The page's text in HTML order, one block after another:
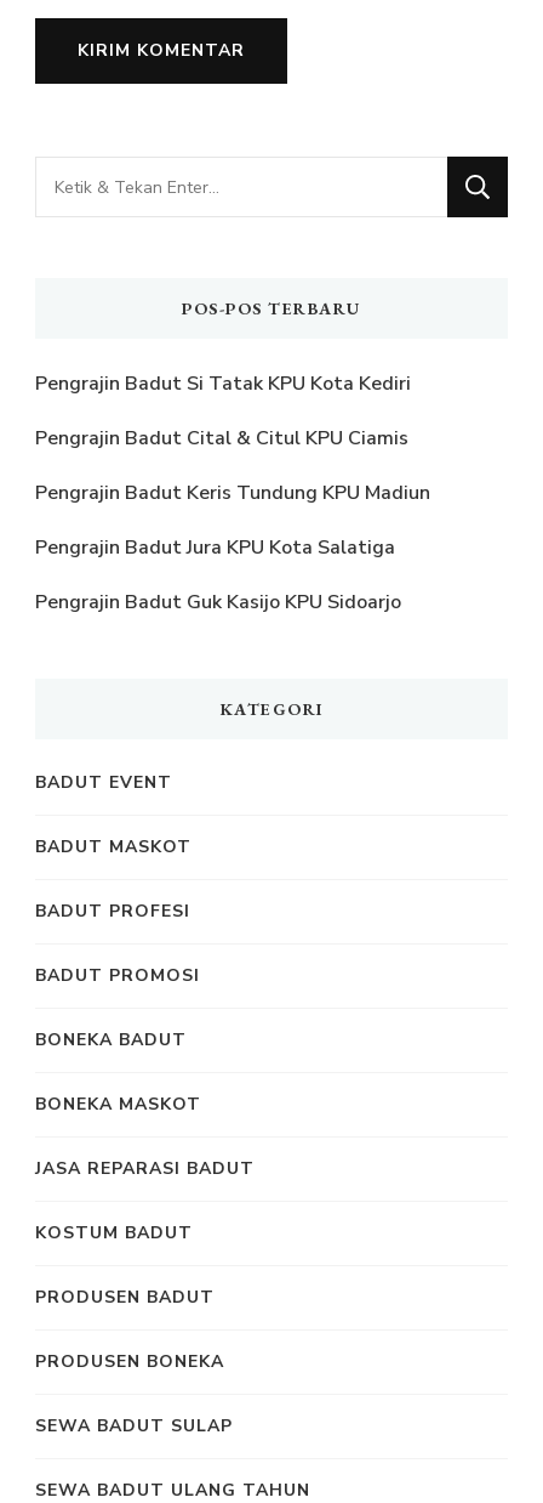
Mencari
Sesuatu?
POS-POS TERBARU
Pengrajin Badut Si Tatak KPU Kota Kediri
Pengrajin Badut Cital & Citul KPU Ciamis
Pengrajin Badut Keris Tundung KPU Madiun
Pengrajin Badut Jura KPU Kota Salatiga
Pengrajin Badut Guk Kasijo KPU Sidoarjo
KATEGORI
BADUT EVENT
BADUT MASKOT
BADUT PROFESI
BADUT PROMOSI
BONEKA BADUT
BONEKA MASKOT
JASA REPARASI BADUT
KOSTUM BADUT
PRODUSEN BADUT
PRODUSEN BONEKA
SEWA BADUT SULAP
SEWA BADUT ULANG TAHUN